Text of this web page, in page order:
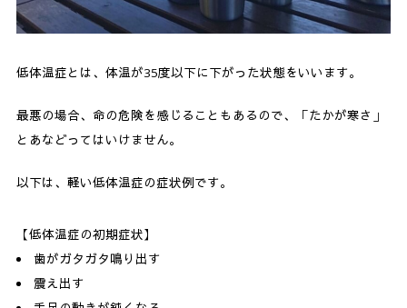
低体温症とは、体温が35度以下に下がった状態をいいます。
最悪の場合、命の危険を感じることもあるので、「たかが寒さ」
とあなどってはいけません。
以下は、軽い低体温症の症状例です。
【低体温症の初期症状】
歯がガタガタ鳴り出す
震え出す